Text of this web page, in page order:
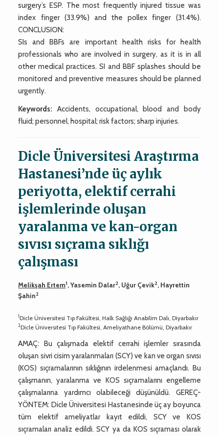
surgery’s ESP. The most frequently injured tissue was
index finger (33.9%) and the pollex finger (31.4%).
CONCLUSION:
SIs and BBFs are important health risks for health
professionals who are involved in surgery, as it is in all
other medical practices. SI and BBF splashes should be
monitored and preventive measures should be planned
urgently.
Keywords: Accidents, occupational, blood and body
fluid; personnel, hospital; risk factors; sharp injuries.
Dicle Üniversitesi Araştırma
Hastanesi’nde üç aylık
periyotta, elektif cerrahi
işlemlerinde oluşan
yaralanma ve kan-organ
sıvısı sıçrama sıklığı
çalışması
Melikşah Ertem1, Yasemin Dalar2, Uğur Çevik2, Hayrettin
Şahin2
1Dicle Üniversitesi Tıp Fakültesi, Halk Sağlığı Anabilim Dalı, Diyarbakır
2Dicle Üniversitesi Tıp Fakültesi, Ameliyathane Bölümü, Diyarbakır
AMAÇ: Bu çalışmada elektif cerrahi işlemler sırasında
oluşan sivri cisim yaralanmaları (SCY) ve kan ve organ sıvısı
(KOS) sıçramalarının sıklığının irdelenmesi amaçlandı. Bu
çalışmanın, yaralanma ve KOS sıçramalarını engelleme
çalışmalarına yardımcı olabileceği düşünüldü. GEREÇ-
YÖNTEM: Dicle Üniversitesi Hastanesinde üç ay boyunca
tüm elektif ameliyatlar kayıt edildi, SCY ve KOS
sıçramaları analiz edildi. SCY ya da KOS sıçraması olarak